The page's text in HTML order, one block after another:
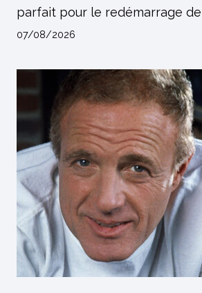
parfait pour le redémarrage de
07/08/2026